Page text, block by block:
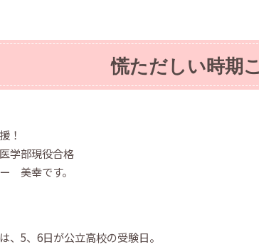
慌ただしい時期
！
学部現役合格
美幸です。
、5、6日が公立高校の受験日。